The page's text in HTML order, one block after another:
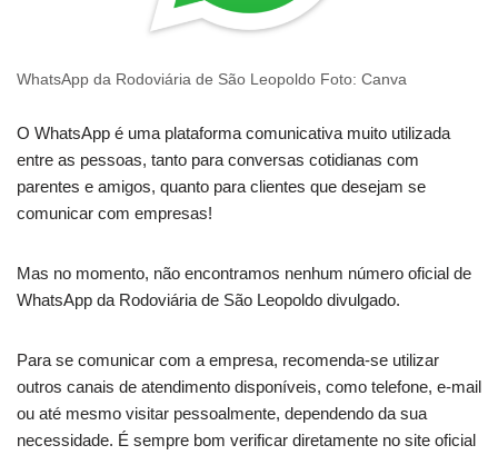
WhatsApp da Rodoviária de São Leopoldo Foto: Canva
O WhatsApp é uma plataforma comunicativa muito utilizada
entre as pessoas, tanto para conversas cotidianas com
parentes e amigos, quanto para clientes que desejam se
comunicar com empresas!
Mas no momento, não encontramos nenhum número oficial de
WhatsApp da Rodoviária de São Leopoldo divulgado.
Para se comunicar com a empresa, recomenda-se utilizar
outros canais de atendimento disponíveis, como telefone, e-mail
ou até mesmo visitar pessoalmente, dependendo da sua
necessidade. É sempre bom verificar diretamente no site oficial